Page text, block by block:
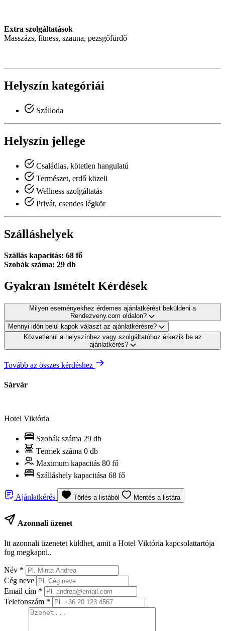
Extra szolgáltatások
Masszázs, fitness, szauna, pezsgőfürdő
Helyszín kategóriái
Szálloda
Helyszín jellege
Családias, kötetlen hangulatú
Természet, erdő közeli
Wellness szolgáltatás
Privát, csendes légkör
Szálláshelyek
Szállás kapacitás: 68 fő
Szobák száma: 29 db
Gyakran Ismételt Kérdések
Milyen eseményekhez érdemes ajánlatkérést beküldeni a
Rendezveny.com oldalon?
Mennyi időn belül kapok választ az ajánlatkérésre?
Közvetlenül a helyszínhez vagy szolgáltatóhoz érkezik be az
ajánlatkérés?
Tovább az összes kérdéshez
Sárvár
Hotel Viktória
Szobák száma 29 db
Termek száma 0 db
Maximum kapacitás 80 fő
Szálláshely kapacitása 68 fő
Ajánlatkérés Törlés a listából Mentés a listára
Azonnali üzenet
Itt azonnali üzenetet küldhet, amit a Hotel Viktória kapcsolattartója
fog megkapni..
Név *
Cég neve
Email cím *
Telefonszám *